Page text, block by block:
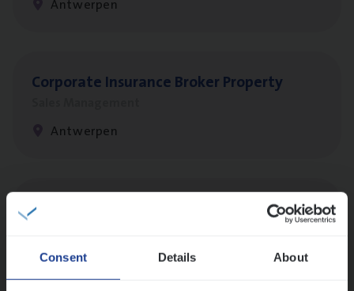
Consent Details About
Cor­po­ra­te Insu­ran­ce Bro­ker Property
Antwerpen
Cus­to­mer Care Expert
Customer Services
Antwerpen